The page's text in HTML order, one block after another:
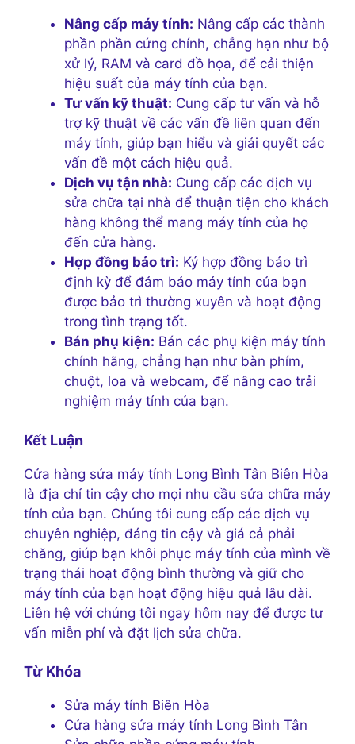
Nâng cấp máy tính: Nâng cấp các thành
phần phần cứng chính, chẳng hạn như bộ
xử lý, RAM và card đồ họa, để cải thiện
hiệu suất của máy tính của bạn.
Tư vấn kỹ thuật: Cung cấp tư vấn và hỗ
trợ kỹ thuật về các vấn đề liên quan đến
máy tính, giúp bạn hiểu và giải quyết các
vấn đề một cách hiệu quả.
Dịch vụ tận nhà: Cung cấp các dịch vụ
sửa chữa tại nhà để thuận tiện cho khách
hàng không thể mang máy tính của họ
đến cửa hàng.
Hợp đồng bảo trì: Ký hợp đồng bảo trì
định kỳ để đảm bảo máy tính của bạn
được bảo trì thường xuyên và hoạt động
trong tình trạng tốt.
Bán phụ kiện: Bán các phụ kiện máy tính
chính hãng, chẳng hạn như bàn phím,
chuột, loa và webcam, để nâng cao trải
nghiệm máy tính của bạn.
Kết Luận
Cửa hàng sửa máy tính Long Bình Tân Biên Hòa
là địa chỉ tin cậy cho mọi nhu cầu sửa chữa máy
tính của bạn. Chúng tôi cung cấp các dịch vụ
chuyên nghiệp, đáng tin cậy và giá cả phải
chăng, giúp bạn khôi phục máy tính của mình về
trạng thái hoạt động bình thường và giữ cho
máy tính của bạn hoạt động hiệu quả lâu dài.
Liên hệ với chúng tôi ngay hôm nay để được tư
vấn miễn phí và đặt lịch sửa chữa.
Từ Khóa
Sửa máy tính Biên Hòa
Cửa hàng sửa máy tính Long Bình Tân